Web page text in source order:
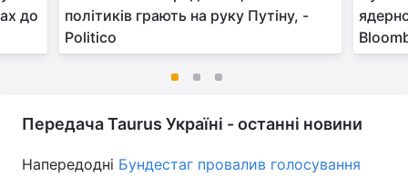
до
політиків грають на руку Путіну, -
Politico
Передача Taurus Україні - останні новини
Напередодні Бундестаг провалив голосування